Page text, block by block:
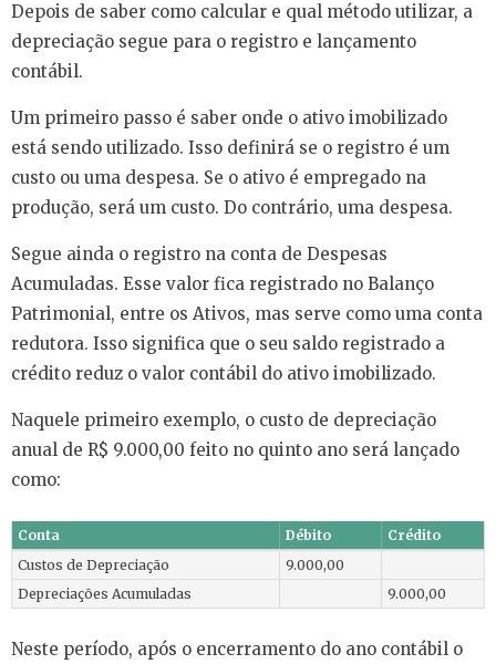
Depois de saber como calcular e qual método utilizar, a
depreciação segue para o registro e lançamento
contábil.
Um primeiro passo é saber onde o ativo imobilizado
está sendo utilizado. Isso definirá se o registro é um
custo ou uma despesa. Se o ativo é empregado na
produção, será um custo. Do contrário, uma despesa.
Segue ainda o registro na conta de Despesas
Acumuladas. Esse valor fica registrado no Balanço
Patrimonial, entre os Ativos, mas serve como uma conta
redutora. Isso significa que o seu saldo registrado a
crédito reduz o valor contábil do ativo imobilizado.
Naquele primeiro exemplo, o custo de depreciação
anual de R$ 9.000,00 feito no quinto ano será lançado
como:
Conta Débito
Crédito
Custos de Depreciação
9.000,00
Depreciações Acumuladas
9.000,00
Neste período, após o encerramento do ano contábil o